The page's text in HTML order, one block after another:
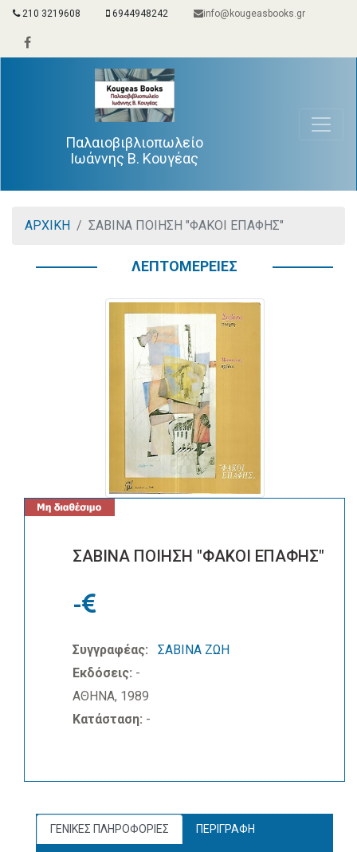
210 3219608 6944948242 info@kougeasbooks.gr
Παλαιοβιβλιοπωλείο
Ιωάννης Β. Κουγέας
ΑΡΧΙΚΗ ΣΑΒΙΝΑ ΠΟΙΗΣΗ "ΦΑΚΟΙ ΕΠΑΦΗΣ"
ΛΕΠΤΟΜΕΡΕΙΕΣ
ΣΑΒΙΝΑ ΠΟΙΗΣΗ "ΦΑΚΟΙ ΕΠΑΦΗΣ"
-
Συγγραφέας:
ΣΑΒΙΝΑ ΖΩΗ
Εκδόσεις: -
ΑΘΗΝΑ, 1989
Κατάσταση: -
ΓΕΝΙΚΕΣ ΠΛΗΡΟΦΟΡΙΕΣ ΠΕΡΙΓΡΑΦΗ